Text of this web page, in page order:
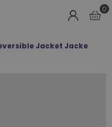
0
Jacket Jacke